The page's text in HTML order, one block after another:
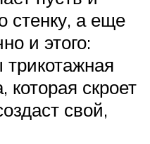
стенку, а еще
и этого:
которая скроет
свой,